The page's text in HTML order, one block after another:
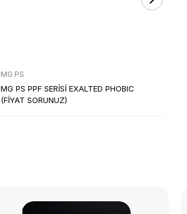
MG PS
MG PS PPF SERİSİ EXALTED PHOBIC
(FİYAT SORUNUZ)